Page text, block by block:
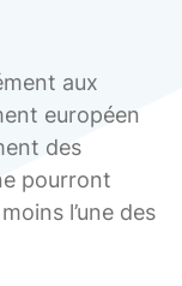
aux
européen
des
pourront
l’une des